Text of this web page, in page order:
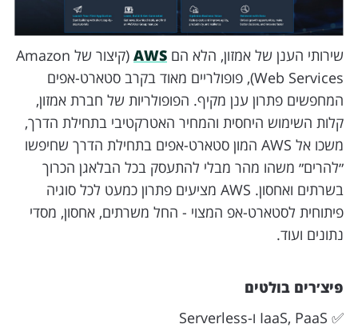
שירותי הענן של אמזון, הלא הם AWS
(קיצור של Amazon
Web Services), פופולריים מאוד בקרב סטארט-אפים
המחפשים פתרון ענן מקיף. הפופולריות של חברת אמזון,
קלות השימוש היחסית והמחיר האטרקטיבי בתחילת הדרך,
משכו אל AWS המון סטארט-אפים בתחילת הדרך שחיפשו
״להרים״ משהו מהר מבלי להתעסק בכל הבלאגן הכרוך
בשרתים ואחסון. AWS מציעים פתרון כמעט לכל סוגיה
פיתוחית לסטארט-אפ המצוי - החל משרתים, אחסון, מסדי
נתונים ועוד.
פיצ׳רים בולטים
✅ IaaS, PaaS ו-Serverless